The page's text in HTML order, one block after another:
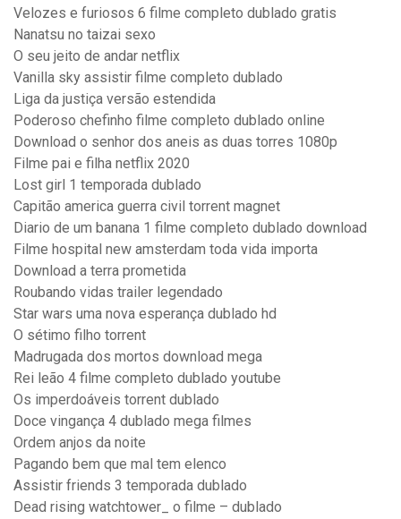
Velozes e furiosos 6 filme completo dublado gratis
Nanatsu no taizai sexo
O seu jeito de andar netflix
Vanilla sky assistir filme completo dublado
Liga da justiça versão estendida
Poderoso chefinho filme completo dublado online
Download o senhor dos aneis as duas torres 1080p
Filme pai e filha netflix 2020
Lost girl 1 temporada dublado
Capitão america guerra civil torrent magnet
Diario de um banana 1 filme completo dublado download
Filme hospital new amsterdam toda vida importa
Download a terra prometida
Roubando vidas trailer legendado
Star wars uma nova esperança dublado hd
O sétimo filho torrent
Madrugada dos mortos download mega
Rei leão 4 filme completo dublado youtube
Os imperdoáveis torrent dublado
Doce vingança 4 dublado mega filmes
Ordem anjos da noite
Pagando bem que mal tem elenco
Assistir friends 3 temporada dublado
Dead rising watchtower_ o filme – dublado